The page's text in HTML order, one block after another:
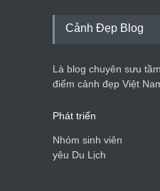
du lịch
Cảnh
Cảnh Đẹp Blog
Là blog chuyên sưu
điểm cảnh đẹp Việt
Phát triển
Nhóm sinh viên
yêu Du Lịch